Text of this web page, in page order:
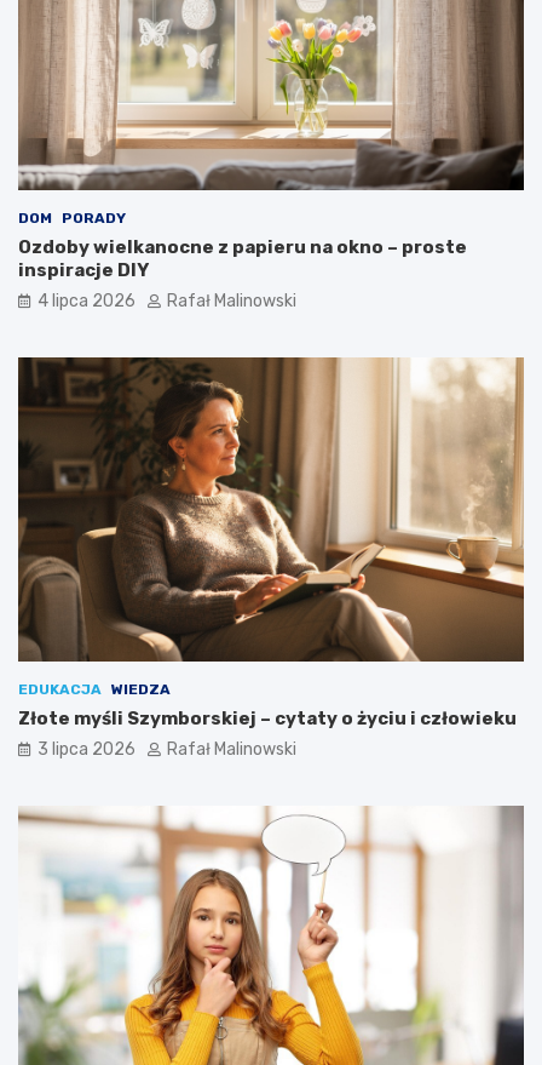
DOM PORADY
Ozdoby wielkanocne z papieru na okno – proste
inspiracje DIY
4 lipca 2026 Rafał Malinowski
EDUKACJA WIEDZA
Złote myśli Szymborskiej – cytaty o życiu i człowieku
3 lipca 2026 Rafał Malinowski